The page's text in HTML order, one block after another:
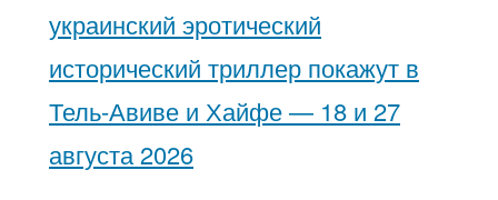
украинский эротический
исторический триллер покажут в
Тель-Авиве и Хайфе — 18 и 27
августа 2026